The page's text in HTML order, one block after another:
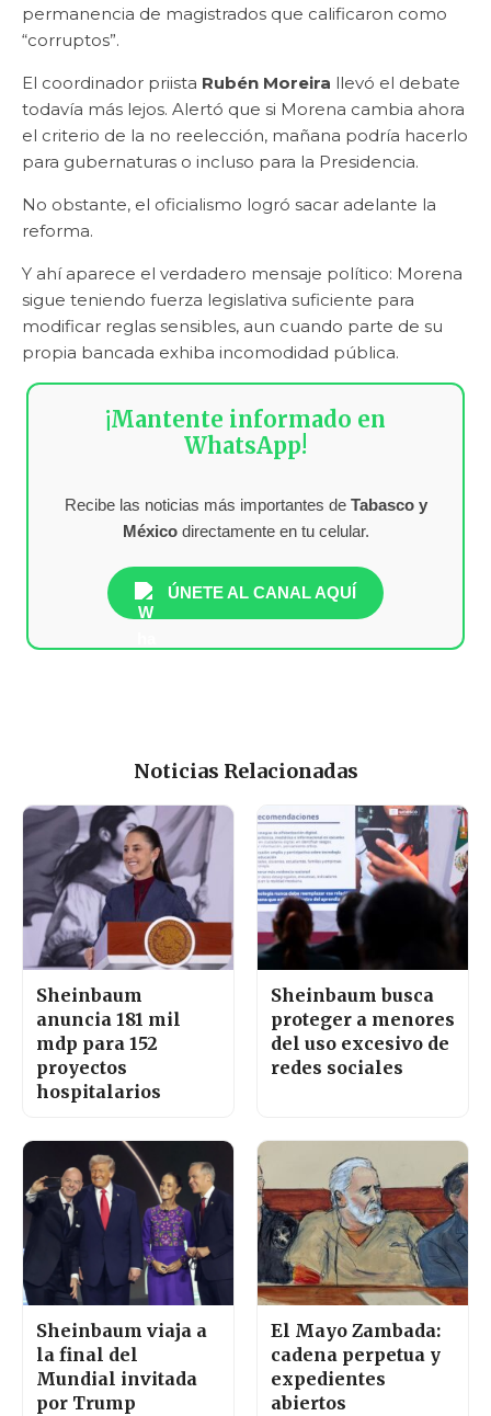
permanencia de magistrados que calificaron como
“corruptos”.
El coordinador priista Rubén Moreira llevó el debate
todavía más lejos. Alertó que si Morena cambia ahora
el criterio de la no reelección, mañana podría hacerlo
para gubernaturas o incluso para la Presidencia.
No obstante, el oficialismo logró sacar adelante la
reforma.
Y ahí aparece el verdadero mensaje político: Morena
sigue teniendo fuerza legislativa suficiente para
modificar reglas sensibles, aun cuando parte de su
propia bancada exhiba incomodidad pública.
¡Mantente informado en
WhatsApp!
Recibe las noticias más importantes de Tabasco y
Méxicodirectamente en tu celular.
ÚNETE AL CANAL AQUÍ
Noticias Relacionadas
Sheinbaum
anuncia 181 mil
mdp para 152
proyectos
hospitalarios
Sheinbaum busca
proteger a menores
del uso excesivo de
redes sociales
Sheinbaum viaja a
la final del
Mundial invitada
por Trump
El Mayo Zambada:
cadena perpetua y
expedientes
abiertos